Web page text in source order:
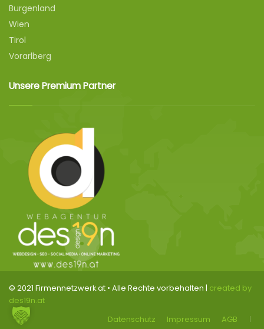
Burgenland
Wien
Tirol
Vorarlberg
Unsere Premium Partner
© 2021 Firmennetzwerk.at • Alle Rechte vorbehalten | created by
des19n.at
Datenschutz
Impressum AGB